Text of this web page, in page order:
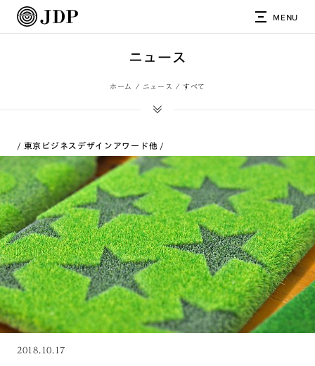
MENU
ニュース
ホーム ニュース すべて
東京ビジネスデザインアワード他
2018.10.17